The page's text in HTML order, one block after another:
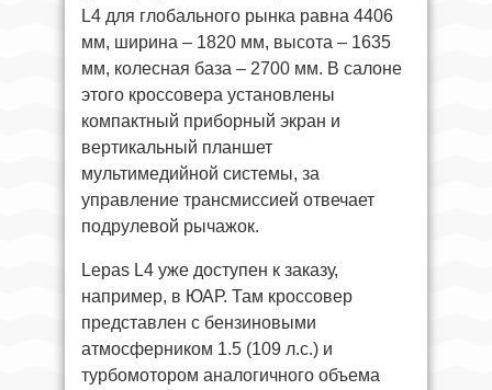
L4 для глобального рынка равна 4406
мм, ширина – 1820 мм, высота – 1635
мм, колесная база – 2700 мм. В салоне
этого кроссовера установлены
компактный приборный экран и
вертикальный планшет
мультимедийной системы, за
управление трансмиссией отвечает
подрулевой рычажок.
Lepas L4 уже доступен к заказу,
например, в ЮАР. Там кроссовер
представлен с бензиновыми
атмосферником 1.5 (109 л.с.) и
турбомотором аналогичного объема